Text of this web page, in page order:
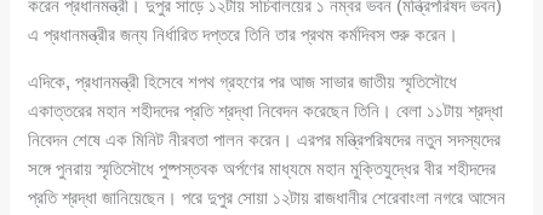
করেন প্রধানমন্ত্রী। দুপুর সাড়ে ১২টায় সচিবালয়ের ১ নম্বর ভবন (মন্ত্রিপরিষদ ভবন)
এ প্রধানমন্ত্রীর জন্য নির্ধারিত দপ্তরে তিনি তার প্রথম কর্মদিবস শুরু করেন।
এদিকে, প্রধানমন্ত্রী হিসেবে শপথ গ্রহণের পর আজ সাভার জাতীয় স্মৃতিসৌধে
একাত্তরের মহান শহীদদের প্রতি শ্রদ্ধা নিবেদন করেছেন তিনি। বেলা ১১টায় শ্রদ্ধা
নিবেদন শেষে এক মিনিট নীরবতা পালন করেন। এরপর মন্ত্রিপরিষদের নতুন সদস্যদের
সঙ্গে পুনরায় স্মৃতিসৌধে পুষ্পস্তবক অর্পণের মাধ্যমে মহান মুক্তিযুদ্ধের বীর শহীদদের
প্রতি শ্রদ্ধা জানিয়েছেন। পরে দুপুর সোয়া ১২টায় রাজধানীর শেরেবাংলা নগরে আসেন